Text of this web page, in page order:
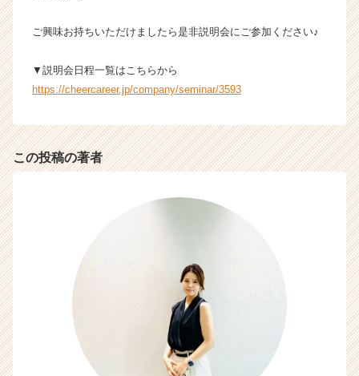
ャ
（C
h
ご興味お持ちいただけましたら是非説明会にご参加ください♪
▼説明会日程一覧はこちらから
https://cheercareer.jp/company/seminar/3593
この投稿の著者